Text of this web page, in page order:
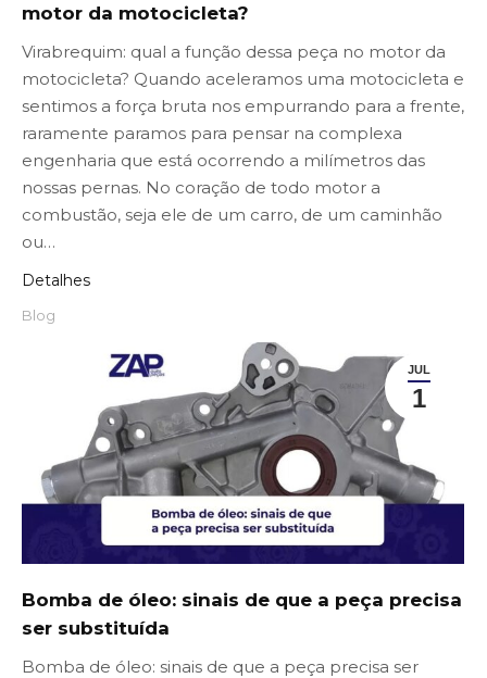
motor da motocicleta?
Virabrequim: qual a função dessa peça no motor da
motocicleta? Quando aceleramos uma motocicleta e
sentimos a força bruta nos empurrando para a frente,
raramente paramos para pensar na complexa
engenharia que está ocorrendo a milímetros das
nossas pernas. No coração de todo motor a
combustão, seja ele de um carro, de um caminhão
ou…
Detalhes
Blog
JUL
1
Bomba de óleo: sinais de que a peça precisa
ser substituída
Bomba de óleo: sinais de que a peça precisa ser